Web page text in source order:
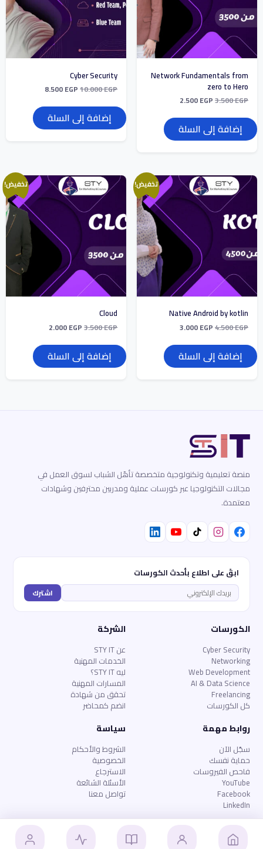
Network Fundamentals from
zero to Hero
3.500EGP
2.500EGP
إضافة إلى السلة
Cyber Security
10.000EGP
8.500EGP
إضافة إلى السلة
تخفيض!
Native Android by kotlin
4.500EGP
3.000EGP
إضافة إلى السلة
تخفيض!
Cloud
3.500EGP
2.000EGP
إضافة إلى السلة
منصة تعليمية وتكنولوجية متخصصة تأهّل الشباب لسوق العمل في
مجالات التكنولوجيا عبر كورسات عملية ومدربين محترفين وشهادات
معتمدة.
ابقَ على اطلاع بأحدث الكورسات
اشترك
الكورسات
Cyber Security
Networking
Web Development
AI & Data Science
Freelancing
كل الكورسات
الشركة
عن STY IT
الخدمات المهنية
ليه STY IT؟
المسارات المهنية
تحقق من شهادة
انضم كمحاضر
روابط مهمة
سجّل الآن
حماية نفسك
فاحص الفيروسات
YouTube
Facebook
LinkedIn
سياسة
الشروط والأحكام
الخصوصية
الاسترجاع
الأسئلة الشائعة
تواصل معنا
© 2026
— جميع الحقوق محفوظة